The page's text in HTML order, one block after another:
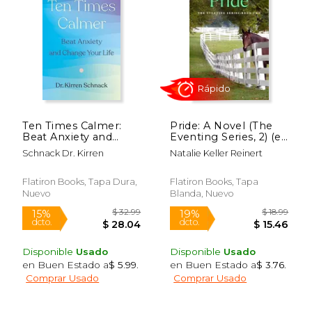
Ten Times Calmer:
Beat Anxiety and
Change Your Life (en
Inglés)
Schnack Dr. Kirren
Flatiron Books, Tapa Dura,
Nuevo
Disponible Usado
en Buen Estado a$ 5.99
Comprar Usado
Pride: A Novel (The
Eventing Series, 2) (en
Inglés)
Natalie Keller Reinert
Flatiron Books, Tapa
Blanda, Nuevo
Disponible Usado
en Buen Estado a$ 3.76
Comprar Usado